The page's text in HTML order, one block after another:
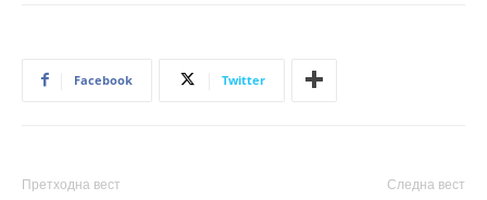
Facebook Twitter
Претходна вест Следна вест